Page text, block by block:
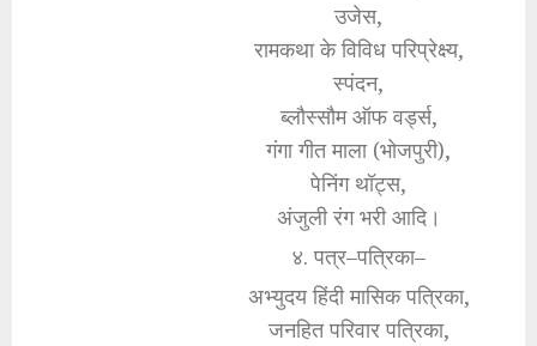
उजेस,
रामकथा के विविध परिप्रेक्ष्य,
स्पंदन,
ब्लौस्सौम ऑफ वर्ड्स,
गंगा गीत माला (भोजपुरी),
पेनिंग थॉट्स,
अंजुली रंग भरी आदि।
४. पत्र–पत्रिका–
अभ्युदय हिंदी मासिक पत्रिका,
जनहित परिवार पत्रिका,